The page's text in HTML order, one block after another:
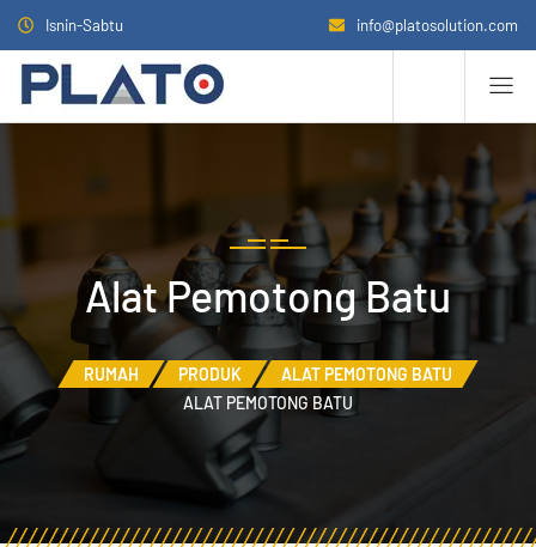
Isnin-Sabtu info@platosolution.com
Alat Pemotong Batu
RUMAH PRODUK
ALAT PEMOTONG BATU
ALAT PEMOTONG BATU